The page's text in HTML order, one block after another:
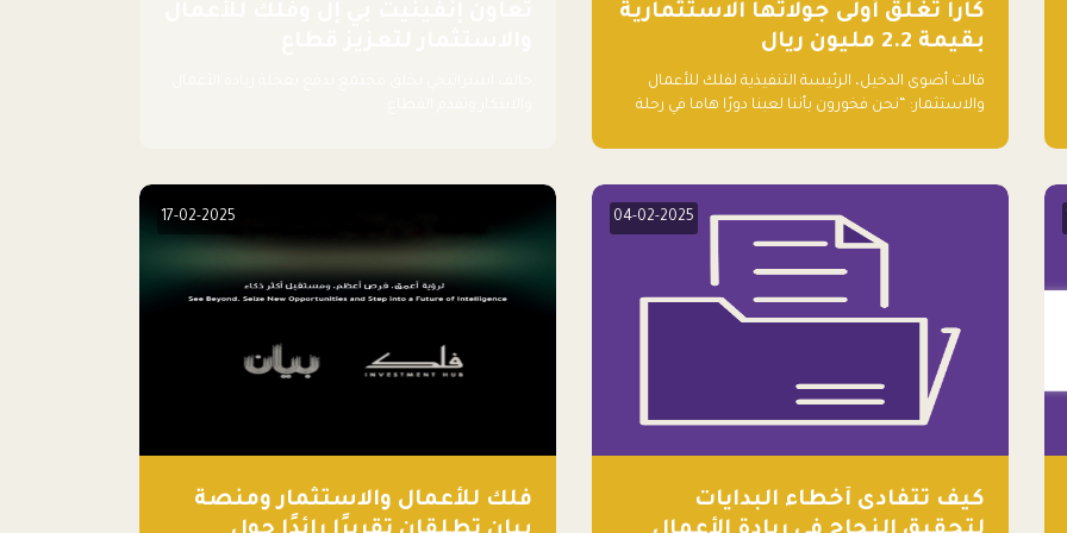
كارا تغلق أولى جولاتها الاستثمارية
بقيمة 2.2 مليون ريال
قالت أضوى الدخيل، الرئيسة التنفيذية لفلك للأعمال
والاستثمار: “نحن فخورون بأننا لعبنا دورًا هاما في رحلة
البيئة. إن التزامهم بالاستدامة ليس جيدًا لكوكبنا
04-02-2025
كيف تتفادى أخطاء البدايات
17-02-2025
فلك للأعمال والاستثمار ومنصة